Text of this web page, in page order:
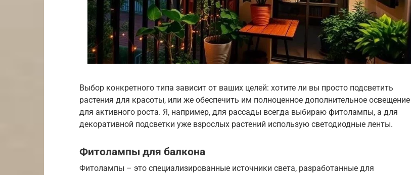
Выбор конкретного типа зависит от ваших целей: хотите ли вы просто подсветить
растения для красоты, или же обеспечить им полноценное дополнительное освещение
для активного роста. Я, например, для рассады всегда выбираю фитолампы, а для
декоративной подсветки уже взрослых растений использую светодиодные ленты.
Фитолампы для балкона
Фитолампы – это специализированные источники света, разработанные для